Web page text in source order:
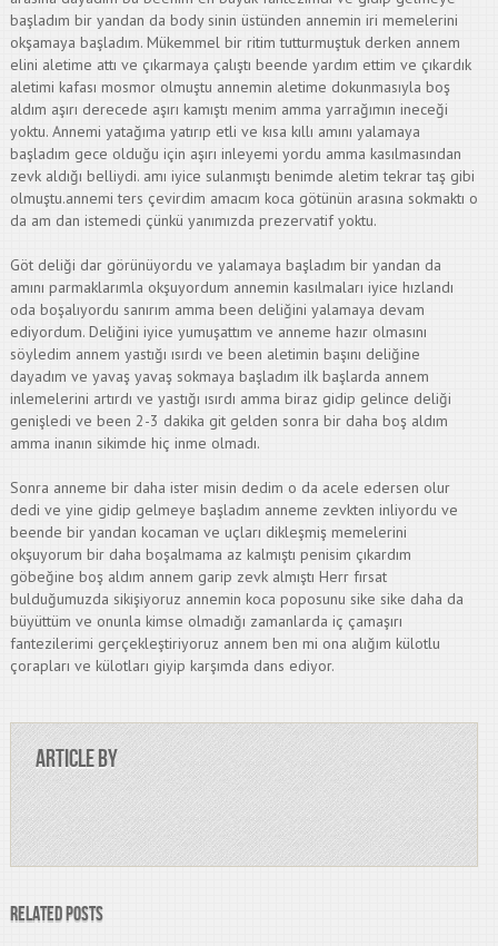
başladım bir yandan da body sinin üstünden annemin iri memelerini
okşamaya başladım. Mükemmel bir ritim tutturmuştuk derken annem
elini aletime attı ve çıkarmaya çalıştı beende yardım ettim ve çıkardık
aletimi kafası mosmor olmuştu annemin aletime dokunmasıyla boş
aldım aşırı derecede aşırı kamıştı menim amma yarrağımın ineceği
yoktu. Annemi yatağıma yatırıp etli ve kısa kıllı amını yalamaya
başladım gece olduğu için aşırı inleyemi yordu amma kasılmasından
zevk aldığı belliydi. amı iyice sulanmıştı benimde aletim tekrar taş gibi
olmuştu.annemi ters çevirdim amacım koca götünün arasına sokmaktı o
da am dan istemedi çünkü yanımızda prezervatif yoktu.
Göt deliği dar görünüyordu ve yalamaya başladım bir yandan da
amını parmaklarımla okşuyordum annemin kasılmaları iyice hızlandı
oda boşalıyordu sanırım amma been deliğini yalamaya devam
ediyordum. Deliğini iyice yumuşattım ve anneme hazır olmasını
söyledim annem yastığı ısırdı ve been aletimin başını deliğine
dayadım ve yavaş yavaş sokmaya başladım ilk başlarda annem
inlemelerini artırdı ve yastığı ısırdı amma biraz gidip gelince deliği
genişledi ve been 2-3 dakika git gelden sonra bir daha boş aldım
amma inanın sikimde hiç inme olmadı.
Sonra anneme bir daha ister misin dedim o da acele edersen olur
dedi ve yine gidip gelmeye başladım anneme zevkten inliyordu ve
beende bir yandan kocaman ve uçları dikleşmiş memelerini
okşuyorum bir daha boşalmama az kalmıştı penisim çıkardım
göbeğine boş aldım annem garip zevk almıştı Herr fırsat
bulduğumuzda sikişiyoruz annemin koca poposunu sike sike daha da
büyüttüm ve onunla kimse olmadığı zamanlarda iç çamaşırı
fantezilerimi gerçekleştiriyoruz annem ben mi ona alığım külotlu
çorapları ve külotları giyip karşımda dans ediyor.
Article by
Related Posts